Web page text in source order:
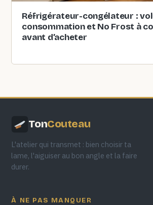
Réfrigérateur-congélateur :
consommation et No Frost à
avant d’acheter
TonCouteau
L'atelier qui transmet : bien choisir ta
lame, l'aiguiser au bon angle et la faire
durer.
À NE PAS MANQUER